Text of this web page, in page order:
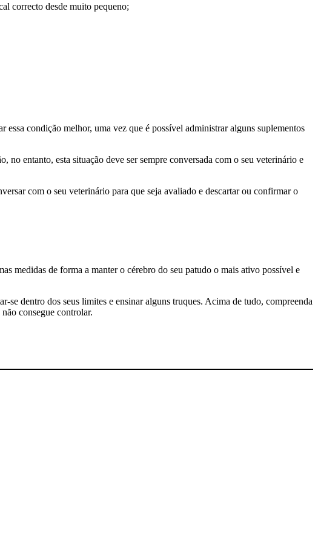
correcto desde muito pequeno;
condição melhor, uma vez que é possível administrar alguns suplementos
no entanto, esta situação deve ser sempre conversada com o seu veterinário e
com o seu veterinário para que seja avaliado e descartar ou confirmar o
medidas de forma a manter o cérebro do seu patudo o mais ativo possível e
se dentro dos seus limites e ensinar alguns truques. Acima de tudo, compreenda
consegue controlar.